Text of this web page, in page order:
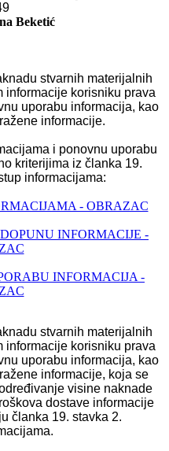
Beketić
stvarnih materijalnih
informacije korisniku prava
uporabu informacija, kao
informacije.
i ponovnu uporabu
kriterijima iz članka 19.
informacijama:
- OBRAZAC
INFORMACIJE -
INFORMACIJA -
stvarnih materijalnih
informacije korisniku prava
uporabu informacija, kao
informacije, koja se
visine naknade
dostave informacije
članka 19. stavka 2.